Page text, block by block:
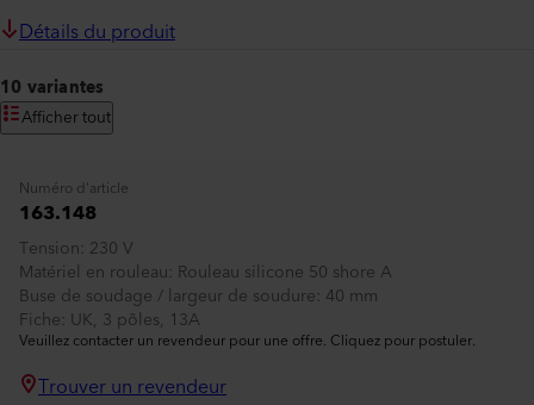
Détails du produit
10 variantes
Afficher tout
Numéro d'article
163.148
Tension 230 V
Matériel en rouleau Rouleau silicone 50 shore A
Buse de soudage / largeur de soudure 40 mm
Fiche UK, 3 pôles, 13A
Veuillez contacter un revendeur pour une offre. Cliquez pour postuler.
Trouver un revendeur